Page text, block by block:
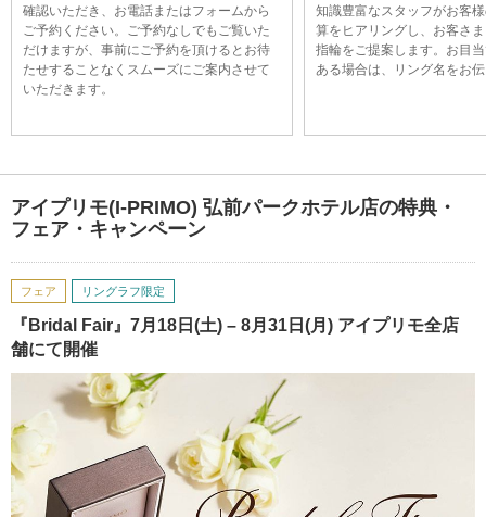
確認いただき、お電話またはフォームから
ご予約ください。ご予約なしでもご覧いた
だけますが、事前にご予約を頂けるとお待
たせすることなくスムーズにご案内させて
いただきます。
知識豊富なスタッフがお客
算をヒアリングし、お客さ
指輪をご提案します。お目
ある場合は、リング名をお
アイプリモ(I-PRIMO) 弘前パークホテル店の特典・
フェア・キャンペーン
フェア リングラフ限定
『Bridal Fair』7月18日(土) – 8月31日(月) アイプリモ全店
舗にて開催